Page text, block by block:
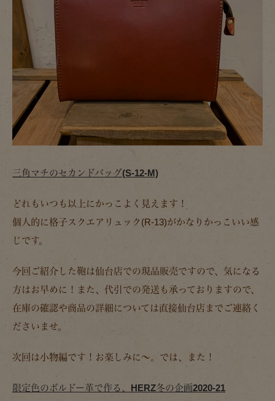
三角マチのセカンドバッグ(S-12-M)
どれもいつも以上にかっこよく見えます！
個人的に格子スクエアリュック(R-13)がかなりかっこいい感
じです。
今回ご紹介した鞄は仙台店での現品販売ですので、気になる
方はお早めに！また、代引での発送も承っておりますので、
在庫の確認や商品の詳細については直接仙台店までご連絡く
ださいませ。
次回は小物編です！お楽しみに～。では、また！
限定色のボルドー革で作る、HERZ冬の企画2020-21